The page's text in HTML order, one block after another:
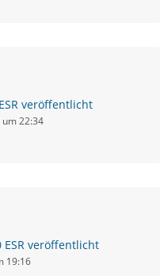
veröffentlicht
22:34
veröffentlicht
19:16